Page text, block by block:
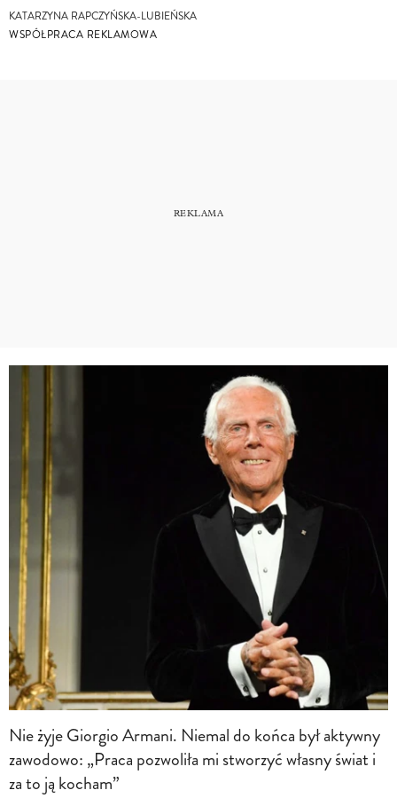
KATARZYNA RAPCZYŃSKA-LUBIEŃSKA
WSPÓŁPRACA REKLAMOWA
Nie żyje Giorgio Armani. Niemal do końca był aktywny
zawodowo: „Praca pozwoliła mi stworzyć własny świat i
za to ją kocham”